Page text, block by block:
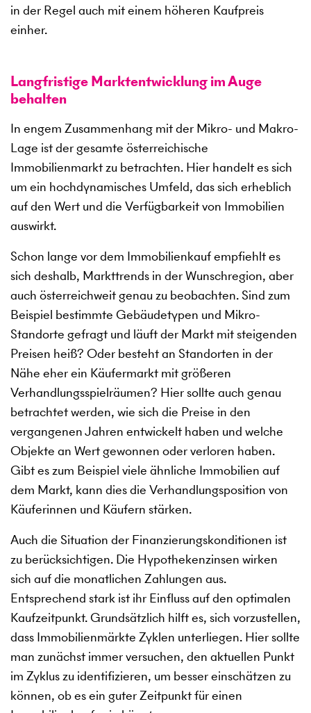
in der Regel auch mit einem höheren Kaufpreis
einher.
Langfristige Marktentwicklung im Auge
behalten
In engem Zusammenhang mit der Mikro- und Makro-
Lage ist der gesamte österreichische
Immobilienmarkt zu betrachten. Hier handelt es sich
um ein hochdynamisches Umfeld, das sich erheblich
auf den Wert und die Verfügbarkeit von Immobilien
auswirkt.
Schon lange vor dem Immobilienkauf empfiehlt es
sich deshalb, Markttrends in der Wunschregion, aber
auch österreichweit genau zu beobachten. Sind zum
Beispiel bestimmte Gebäudetypen und Mikro-
Standorte gefragt und läuft der Markt mit steigenden
Preisen heiß? Oder besteht an Standorten in der
Nähe eher ein Käufermarkt mit größeren
Verhandlungsspielräumen? Hier sollte auch genau
betrachtet werden, wie sich die Preise in den
vergangenen Jahren entwickelt haben und welche
Objekte an Wert gewonnen oder verloren haben.
Gibt es zum Beispiel viele ähnliche Immobilien auf
dem Markt, kann dies die Verhandlungsposition von
Käuferinnen und Käufern stärken.
Auch die Situation der Finanzierungskonditionen ist
zu berücksichtigen. Die Hypothekenzinsen wirken
sich auf die monatlichen Zahlungen aus.
Entsprechend stark ist ihr Einfluss auf den optimalen
Kaufzeitpunkt. Grundsätzlich hilft es, sich vorzustellen,
dass Immobilienmärkte Zyklen unterliegen. Hier sollte
man zunächst immer versuchen, den aktuellen Punkt
im Zyklus zu identifizieren, um besser einschätzen zu
können, ob es ein guter Zeitpunkt für einen